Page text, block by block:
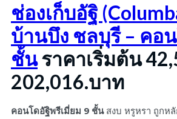
ช่องเก็บอัฐิ
บ้านบึง ชลบุรี – คอ
ชั้นราคาเริ่มต้น
202,016.บาท
คอนโดอัฐิพรีเมี่ยม 9 ชั้น สงบ หรูหรา ถูกห